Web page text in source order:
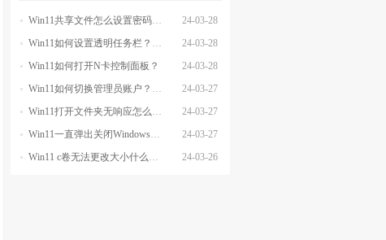
24-03-28
Win11共享文件怎么设置密码和权限？
24-03-28
Win11如何设置透明任务栏？Win11设置透明任务栏的方法
24-03-28
Win11如何打开N卡控制面板？
24-03-27
Win11如何切换管理员账户？Win11切换管理员账户的方法
24-03-27
Win11打开文件夹无响应怎么办？
24-03-27
Win11一直弹出关闭Windows窗口怎么解决？
24-03-26
Win11 c卷无法更改大小什么原因？